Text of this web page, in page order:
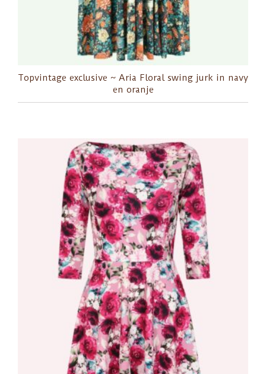
Topvintage exclusive ~ Aria Floral swing jurk in navy
en oranje